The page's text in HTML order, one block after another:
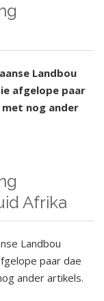
Landbou
afgelope paar
met nog ander
Afrika
Landbou
paar dae
ander artikels.